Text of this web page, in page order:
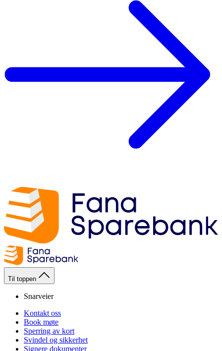
Til toppen
Snarveier
Kontakt oss
Book møte
Sperring av kort
Svindel og sikkerhet
Signere dokumenter